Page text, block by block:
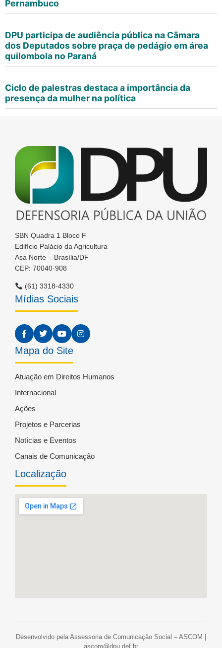
Pernambuco
DPU participa de audiência pública na Câmara
dos Deputados sobre praça de pedágio em área
quilombola no Paraná
Ciclo de palestras destaca a importância da
presença da mulher na política
SBN Quadra 1 Bloco F
Edifício Palácio da Agricultura
Asa Norte – Brasília/DF
CEP: 70040-908
(61) 3318-4330
Mídias Sociais
Mapa do Site
Atuação em Direitos Humanos
Internacional
Ações
Projetos e Parcerias
Notícias e Eventos
Canais de Comunicação
Localização
Desenvolvido pela Assessoria de Comunicação Social – ASCOM |
ascom@dpu.def.br